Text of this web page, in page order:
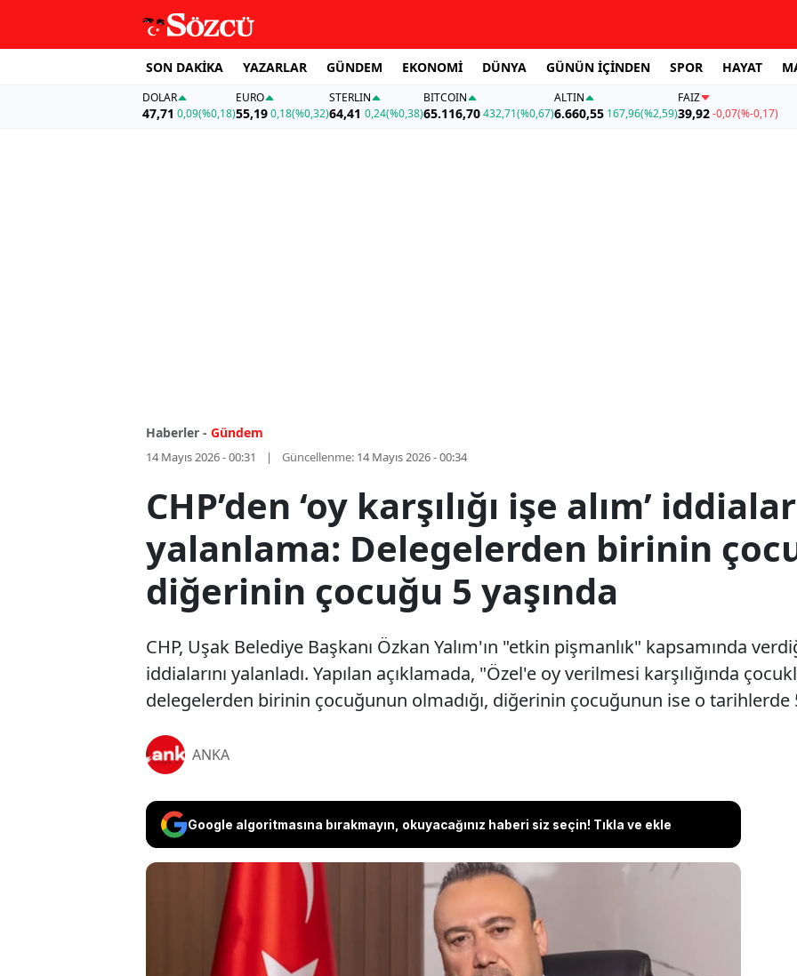
SON DAKİKA YAZARLAR GÜNDEM EKONOMİ DÜNYA GÜNÜN İÇİNDEN SPOR HAYAT
DOLAR
47,71 0,09(%0,18)
EURO
55,19 0,18(%0,32)
STERLIN
64,41 0,24(%0,38)
BITCOIN
65.116,70432,71(%0,67)
ALTIN
6.660,55 167,96(%2,59)
FAİZ
39,92-0,07(%-0,17)
Haberler - Gündem
14 Mayıs 2026 - 00:31 Güncellenme: 14 Mayıs 2026 - 00:34
CHP’den ‘oy karşılığı işe alım’
yalanlama: Delegelerden birinin
diğerinin çocuğu 5 yaşında
CHP, Uşak Belediye Başkanı Özkan Yalım'ın "etkin pişmanlık" kapsamında
iddialarını yalanladı. Yapılan açıklamada, "Özel'e oy verilmesi karşılığında
delegelerden birinin çocuğunun olmadığı, diğerinin çocuğunun ise o tarihlerde
ANKA
Google algoritmasına bırakmayın, okuyacağınız haberi siz seçin! Tıkla ve ekle